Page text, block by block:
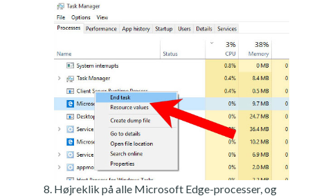
Højreklik på alle Microsoft Edge-processer, og